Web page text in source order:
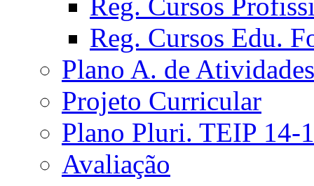
Reg. Cursos Edu.
Plano A. de Atividades
Projeto Curricular
Plano Pluri. TEIP 14-
Avaliação